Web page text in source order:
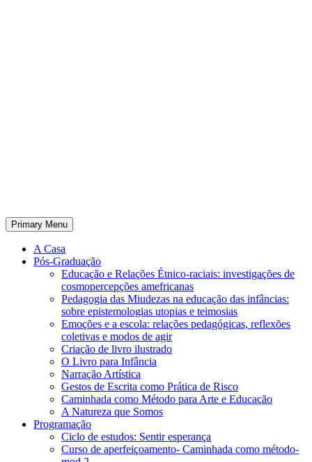
Primary Menu
A Casa
Pós-Graduação
Educação e Relações Étnico-raciais: investigações de
cosmopercepções amefricanas
Pedagogia das Miudezas na educação das infâncias:
sobre epistemologias utopias e teimosias
Emoções e a escola: relações pedagógicas, reflexões
coletivas e modos de agir
Criação de livro ilustrado
O Livro para Infância
Narração Artística
Gestos de Escrita como Prática de Risco
Caminhada como Método para Arte e Educação
A Natureza que Somos
Programação
Ciclo de estudos: Sentir esperança
Curso de aperfeiçoamento- Caminhada como método-